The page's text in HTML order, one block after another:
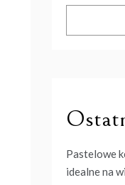
Pastelowe
idealne na